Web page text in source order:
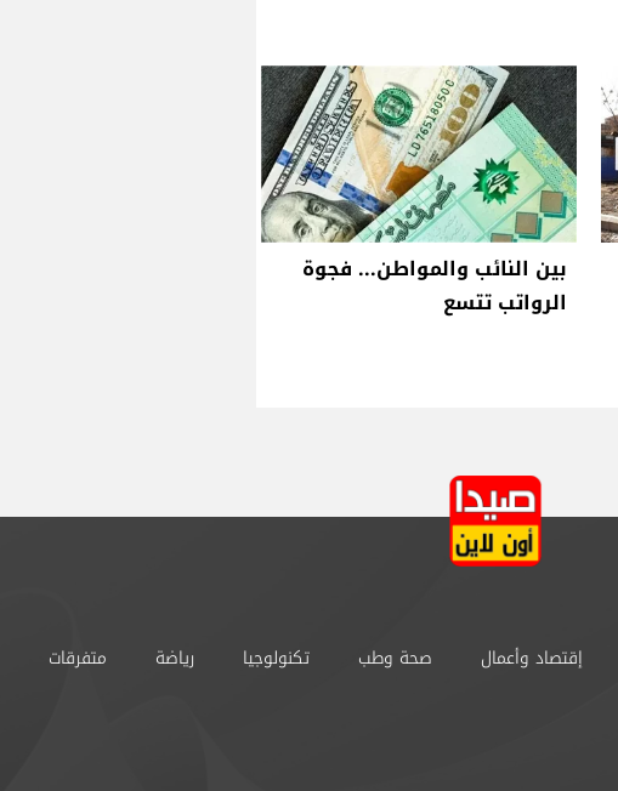
بين النائب والمواطن... فجوة
الرواتب تتسع
إقتصاد وأعمال صحة وطب تكنولوجيا رياضة متفرقات